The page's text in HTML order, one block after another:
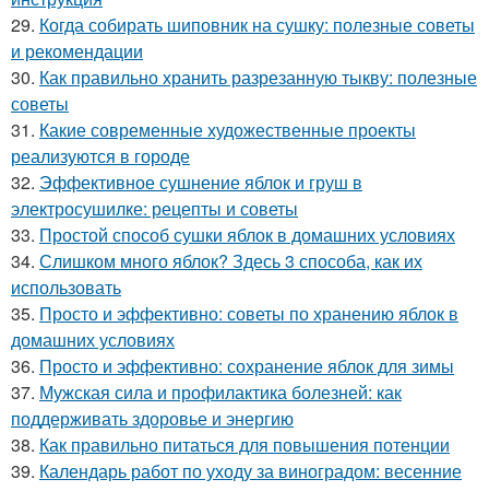
29. Когда собирать шиповник на сушку: полезные советы
и рекомендации
30. Как правильно хранить разрезанную тыкву: полезные
советы
31. Какие современные художественные проекты
реализуются в городе
32. Эффективное сушнение яблок и груш в
электросушилке: рецепты и советы
33. Простой способ сушки яблок в домашних условиях
34. Слишком много яблок? Здесь 3 способа, как их
использовать
35. Просто и эффективно: советы по хранению яблок в
домашних условиях
36. Просто и эффективно: сохранение яблок для зимы
37. Мужская сила и профилактика болезней: как
поддерживать здоровье и энергию
38. Как правильно питаться для повышения потенции
39. Календарь работ по уходу за виноградом: весенние